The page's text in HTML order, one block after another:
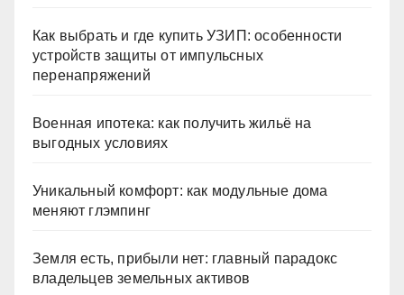
Как выбрать и где купить УЗИП: особенности
устройств защиты от импульсных
перенапряжений
Военная ипотека: как получить жильё на
выгодных условиях
Уникальный комфорт: как модульные дома
меняют глэмпинг
Земля есть, прибыли нет: главный парадокс
владельцев земельных активов